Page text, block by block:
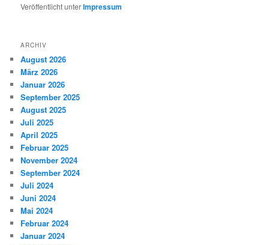
Veröffentlicht unterImpressum
ARCHIV
August 2026
März 2026
Januar 2026
September 2025
August 2025
Juli 2025
April 2025
Februar 2025
November 2024
September 2024
Juli 2024
Juni 2024
Mai 2024
Februar 2024
Januar 2024